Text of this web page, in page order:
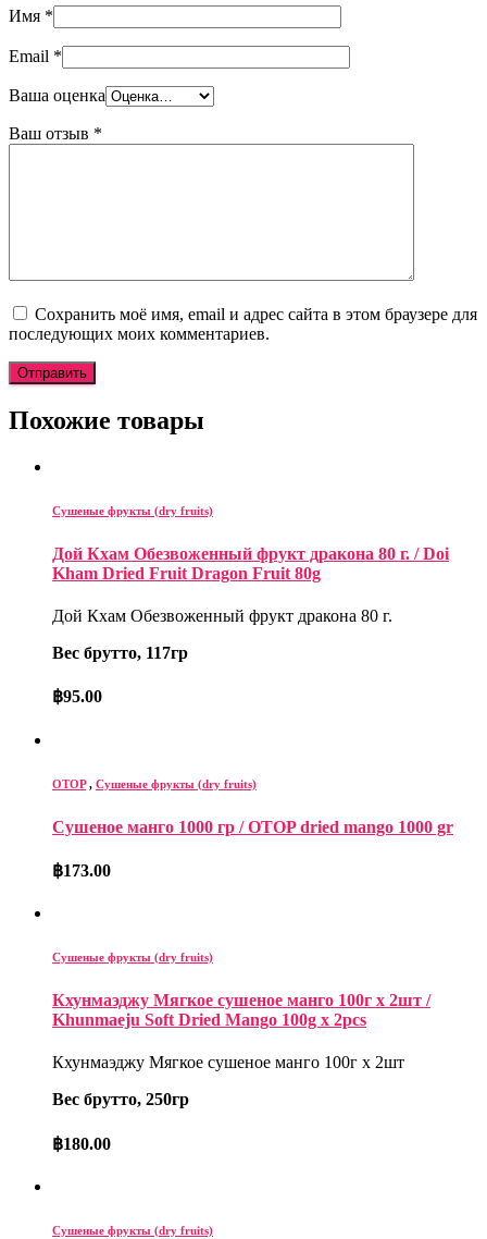
Имя *
Email *
Ваша оценка
Ваш отзыв *
Сохранить моё имя, email и адрес сайта в этом браузере для
последующих моих комментариев.
Похожие товары
Сушеные фрукты (dry fruits)
Дой Кхам Обезвоженный фрукт дракона 80 г. / Doi
Kham Dried Fruit Dragon Fruit 80g
Дой Кхам Обезвоженный фрукт дракона 80 г.
Вес брутто, 117гр
฿95.00
OTOP, Сушеные фрукты (dry fruits)
Cушеное манго 1000 гр / OTOP dried mango 1000 gr
฿173.00
Сушеные фрукты (dry fruits)
Кхунмаэджу Мягкое сушеное манго 100г x 2шт /
Khunmaeju Soft Dried Mango 100g x 2pcs
Кхунмаэджу Мягкое сушеное манго 100г x 2шт
Вес брутто, 250гр
฿180.00
Сушеные фрукты (dry fruits)